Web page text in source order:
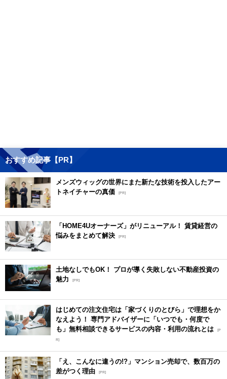
おすすめ記事【PR】
メンズウィッグの世界にまた新たな技術を投入したアー
トネイチャーの真価 [PR]
「HOME4Uオーナーズ」がリニューアル！ 賃貸経営の
悩みをまとめて解決 [PR]
土地なしでもOK！ プロが導く失敗しない不動産投資の
魅力
[PR]
はじめての注文住宅は「家づくりのとびら」で理想をか
なえよう！ 専門アドバイザーに「いつでも・何度で
も」無料相談できるサービスの内容・利用の流れとは [P
R]
「え、こんなに違うの!?」マンション売却で、数百万の
差がつく理由 [PR]